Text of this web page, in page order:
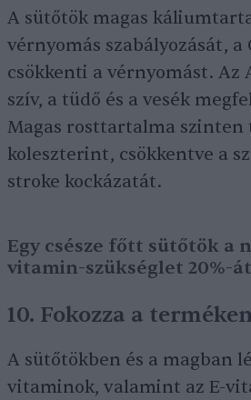
A sütőtök magas
vérnyomás szabályozását,
csökkenti a vérnyomást. Az
szív, a tüdő és a vesék
Magas rosttartalma szinten
koleszterint, csökkentve a
stroke kockázatát.
Egy csésze főtt sütőtök a
vitamin-szükséglet 20%-
10. Fokozza a
A sütőtökben és a magban
vitaminok, valamint az E-